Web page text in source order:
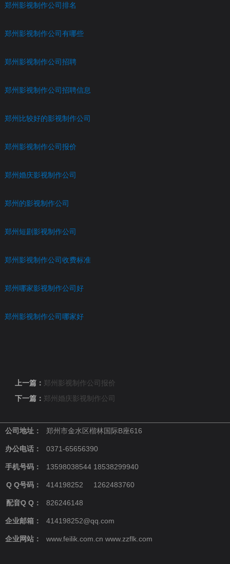
郑州影视制作公司排名
郑州影视制作公司有哪些
郑州影视制作公司招聘
郑州影视制作公司招聘信息
郑州比较好的影视制作公司
郑州影视制作公司报价
郑州婚庆影视制作公司
郑州的影视制作公司
郑州短剧影视制作公司
郑州影视制作公司收费标准
郑州哪家影视制作公司好
郑州影视制作公司哪家好
上一篇： 郑州影视制作公司报价
下一篇： 郑州婚庆影视制作公司
公司地址： 郑州市金水区楷林国际B座616
办公电话： 0371-65656390
手机号码： 13598038544 18538299940
Q Q号码： 414198252 1262483760
配音Q Q： 826246148
企业邮箱： 414198252@qq.com
企业网站： www.feilik.com.cn www.zzflk.com